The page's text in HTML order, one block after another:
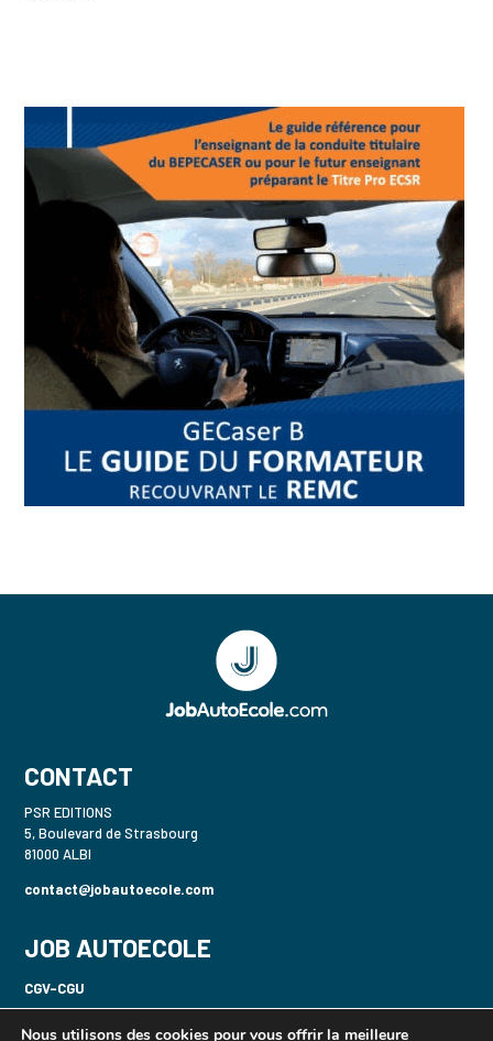
CONTACT
PSR EDITIONS
5, Boulevard de Strasbourg
81000 ALBI
contact@jobautoecole.com
JOB AUTOECOLE
CGV-CGU
Nous utilisons des cookies pour vous offrir la meilleure